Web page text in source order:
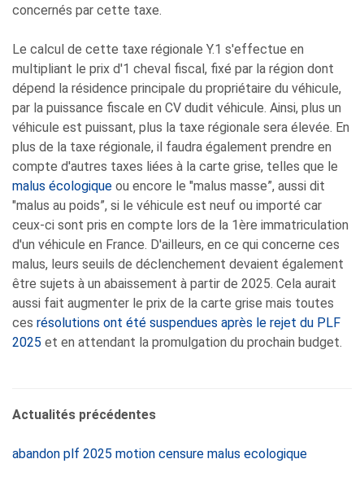
concernés par cette taxe.
Le calcul de cette taxe régionale Y.1 s'effectue en
multipliant le prix d'1 cheval fiscal, fixé par la région dont
dépend la résidence principale du propriétaire du véhicule,
par la puissance fiscale en CV dudit véhicule. Ainsi, plus un
véhicule est puissant, plus la taxe régionale sera élevée. En
plus de la taxe régionale, il faudra également prendre en
compte d'autres taxes liées à la carte grise, telles que le
malus écologique ou encore le "malus masse”, aussi dit
"malus au poids”, si le véhicule est neuf ou importé car
ceux-ci sont pris en compte lors de la 1ère immatriculation
d'un véhicule en France. D'ailleurs, en ce qui concerne ces
malus, leurs seuils de déclenchement devaient également
être sujets à un abaissement à partir de 2025. Cela aurait
aussi fait augmenter le prix de la carte grise mais toutes
ces résolutions ont été suspendues après le rejet du PLF
2025 et en attendant la promulgation du prochain budget.
Actualités précédentes
abandon plf 2025 motion censure malus ecologique